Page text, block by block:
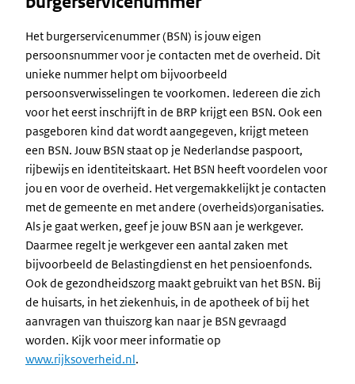
Het burgerservicenummer (BSN) is jouw eigen
persoonsnummer voor je contacten met de overheid. Dit
unieke nummer helpt om bijvoorbeeld
persoonsverwisselingen te voorkomen. Iedereen die zich
voor het eerst inschrijft in de BRP krijgt een BSN. Ook een
pasgeboren kind dat wordt aangegeven, krijgt meteen
een BSN. Jouw BSN staat op je Nederlandse paspoort,
rijbewijs en identiteitskaart. Het BSN heeft voordelen voor
jou en voor de overheid. Het vergemakkelijkt je contacten
met de gemeente en met andere (overheids)organisaties.
Als je gaat werken, geef je jouw BSN aan je werkgever.
Daarmee regelt je werkgever een aantal zaken met
bijvoorbeeld de Belastingdienst en het pensioenfonds.
Ook de gezondheidszorg maakt gebruikt van het BSN. Bij
de huisarts, in het ziekenhuis, in de apotheek of bij het
aanvragen van thuiszorg kan naar je BSN gevraagd
worden. Kijk voor meer informatie op
www.rijksoverheid.nl.